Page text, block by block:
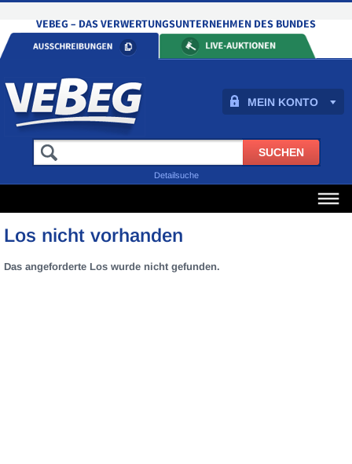
MEIN KONTO
Detailsuche
Los nicht vorhanden
Das angeforderte Los wurde nicht gefunden.